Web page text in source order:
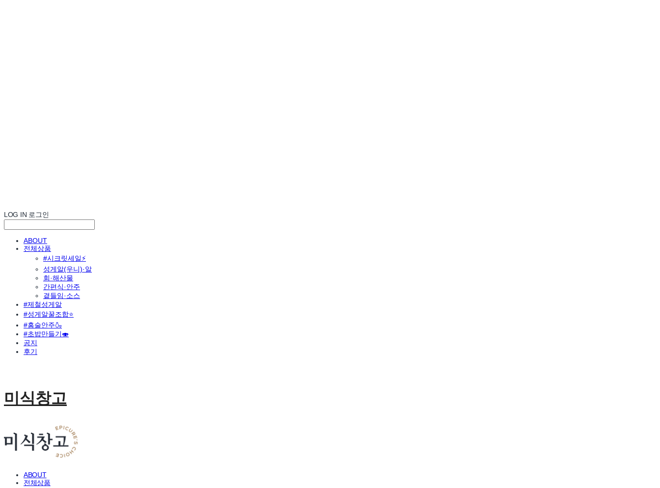
LOG IN 로그인
ABOUT
전체상품
#시크릿세일⚡
성게알(우니)·알
회·해산물
간편식·안주
곁들임·소스
#제철성게알
#성게알꿀조합⭐
#홈술안주🍶
#초밥만들기🍣
공지
후기
미식창고
ABOUT
전체상품